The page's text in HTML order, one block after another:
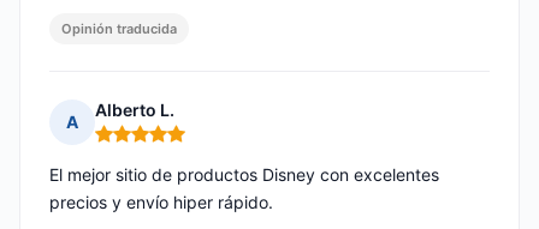
Opinión traducida
A
Alberto L.
Nota: 5 de 5
El mejor sitio de productos Disney con excelentes
precios y envío hiper rápido.